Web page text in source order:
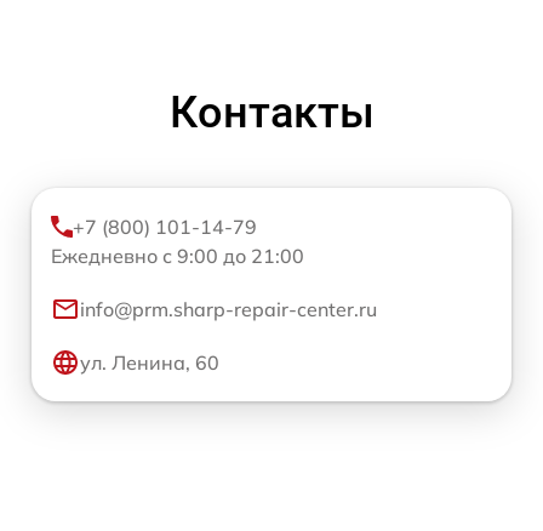
Контакты
+7 (800) 101-14-79
Ежедневно с 9:00 до 21:00
info@prm.sharp-repair-center.ru
ул. Ленина, 60